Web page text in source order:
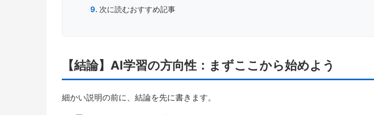
次に読むおすすめ記事
【結論】AI学習の方向性：まずここから始めよう
細かい説明の前に、結論を先に書きます。